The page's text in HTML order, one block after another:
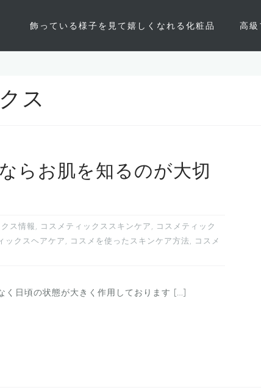
飾っている様子を見て嬉しくなれる化粧品 高級
ス
らお肌を知るのが大切
ス情報, コスメティックススキンケア, コスメティック
ックスヘアケア, コスメを使ったスキンケア方法, コスメ
く日頃の状態が大きく作用しております […]